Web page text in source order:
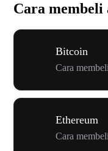
Cara
Bitcoin
Cara
Ethereum
Cara